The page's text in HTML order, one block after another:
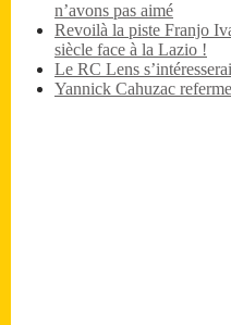
n’avons pas aimé
Revoilà la piste Franjo
siècle face à la Lazio !
Le RC Lens
Yannick Cahuzac